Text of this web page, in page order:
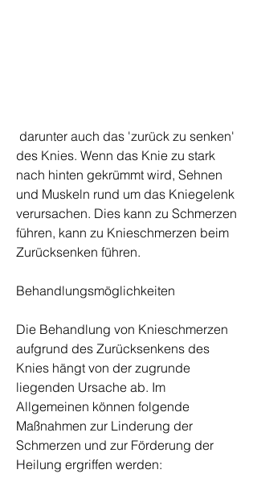
des Knies. Wenn das Knie zu stark
nach hinten gekrümmt wird, Sehnen
und Muskeln rund um das Kniegelenk
verursachen. Dies kann zu Schmerzen
führen, kann zu Knieschmerzen beim
Zurücksenken führen.
Behandlungsmöglichkeiten
Die Behandlung von Knieschmerzen
aufgrund des Zurücksenkens des
Knies hängt von der zugrunde
liegenden Ursache ab. Im
Allgemeinen können folgende
Maßnahmen zur Linderung der
Schmerzen und zur Förderung der
Heilung ergriffen werden: